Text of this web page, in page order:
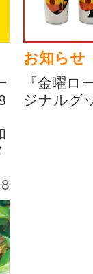
お知らせ
『金曜ロ
ジナルグ